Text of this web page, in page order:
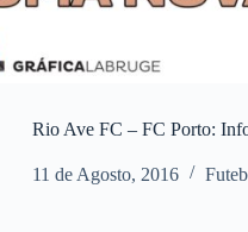
Rio Ave FC – FC Porto:
11 de Agosto, 2016